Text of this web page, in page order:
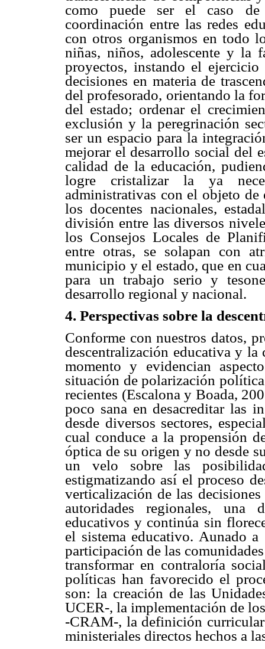
como puede ser el caso de
coordinación entre las redes
con otros organismos en todo
niñas, niños, adolescente y la
proyectos, instando el
decisiones en materia de
del profesorado, orientando la
del estado; ordenar el
exclusión y la peregrinación
ser un espacio para la
mejorar el desarrollo social del
calidad de la educación,
logre cristalizar la ya
administrativas con el objeto de
los docentes nacionales,
división entre las diversos
los Consejos Locales de
entre otras, se solapan con
municipio y el estado, que en
para un trabajo serio y
desarrollo regional y nacional.
4. Perspectivas sobre la
Conforme con nuestros datos,
descentralización educativa y
momento y evidencian
situación de polarización
recientes (Escalona y Boada,
poco sana en desacreditar las
desde diversos sectores,
cual conduce a la propensión
óptica de su origen y no desde
un velo sobre las
estigmatizando así el proceso
verticalización de las
autoridades regionales, una
educativos y continúa sin
el sistema educativo. Aunado
participación de las
transformar en contraloría
políticas han favorecido el
son: la creación de las
UCER-, la implementación de
-CRAM-, la definición
ministeriales directos hechos a